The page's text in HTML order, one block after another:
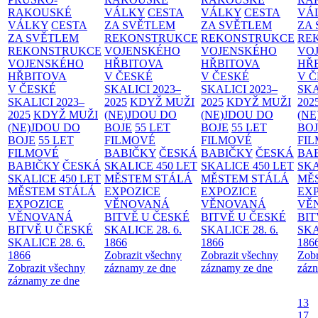
RAKOUSKÉ
VÁLKY CESTA
ZA SVĚTLEM
REKONSTRUKCE
VOJENSKÉHO
HŘBITOVA
V ČESKÉ
SKALICI 2023–
2025 KDYŽ MUŽI
(NE)JDOU DO
BOJE 55 LET
FILMOVÉ
BABIČKY ČESKÁ
SKALICE 450 LET
MĚSTEM STÁLÁ
EXPOZICE
VĚNOVANÁ
BITVĚ U ČESKÉ
SKALICE 28. 6.
1866
Zobrazit všechny
záznamy ze dne
VÁLKY CESTA
ZA SVĚTLEM
REKONSTRUKCE
VOJENSKÉHO
HŘBITOVA
V ČESKÉ
SKALICI 2023–
2025 KDYŽ MUŽI
(NE)JDOU DO
BOJE 55 LET
FILMOVÉ
BABIČKY ČESKÁ
SKALICE 450 LET
MĚSTEM STÁLÁ
EXPOZICE
VĚNOVANÁ
BITVĚ U ČESKÉ
SKALICE 28. 6.
1866
Zobrazit všechny
záznamy ze dne
VÁLKY CESTA
ZA SVĚTLEM
REKONSTRUKCE
VOJENSKÉHO
HŘBITOVA
V ČESKÉ
SKALICI 2023–
2025 KDYŽ MUŽI
(NE)JDOU DO
BOJE 55 LET
FILMOVÉ
BABIČKY ČESKÁ
SKALICE 450 LET
MĚSTEM STÁLÁ
EXPOZICE
VĚNOVANÁ
BITVĚ U ČESKÉ
SKALICE 28. 6.
1866
Zobrazit všechny
záznamy ze dne
ZA
V
13
17